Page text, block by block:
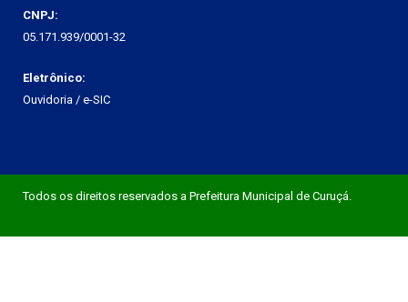
CNPJ:
05.171.939/0001-32
Eletrônico:
Ouvidoria / e-SIC
Todos os direitos reservados a Prefeitura Municipal de Curuçá.